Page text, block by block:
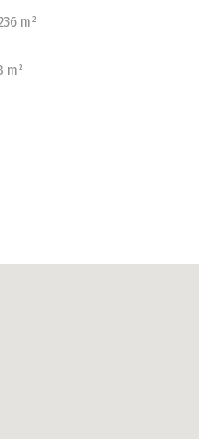
m²
m²